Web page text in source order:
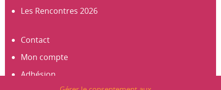
Les Rencontres 2026
Contact
Mon compte
Adhésion